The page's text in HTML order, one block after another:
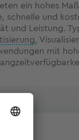
ein hohes
schnelle und
und Leistung.
,
mit